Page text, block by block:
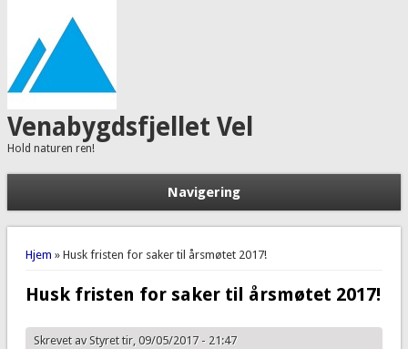
Venabygdsfjellet Vel
Hold naturen ren!
Navigering
Du er her
Hjem » Husk fristen for saker til årsmøtet 2017!
Husk fristen for saker til årsmøtet 2017!
Skrevet avStyrettir, 09/05/2017 - 21:47